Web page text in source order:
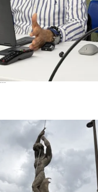
el envío de
y un sistema de